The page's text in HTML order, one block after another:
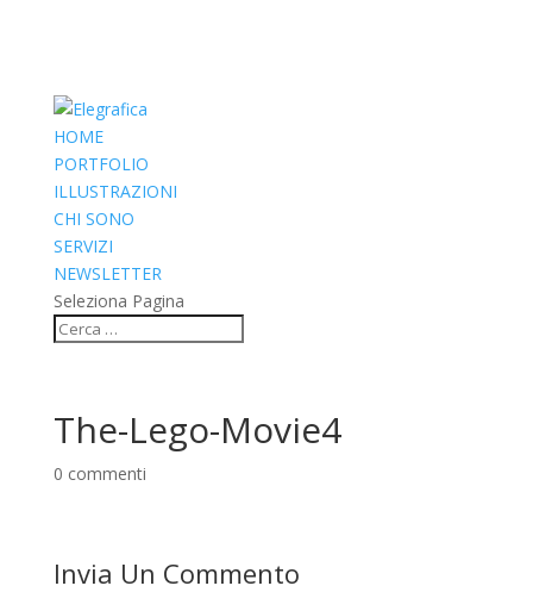
HOME
PORTFOLIO
ILLUSTRAZIONI
CHI SONO
SERVIZI
NEWSLETTER
Seleziona Pagina
The-Lego-Movie4
0 commenti
Invia Un Commento